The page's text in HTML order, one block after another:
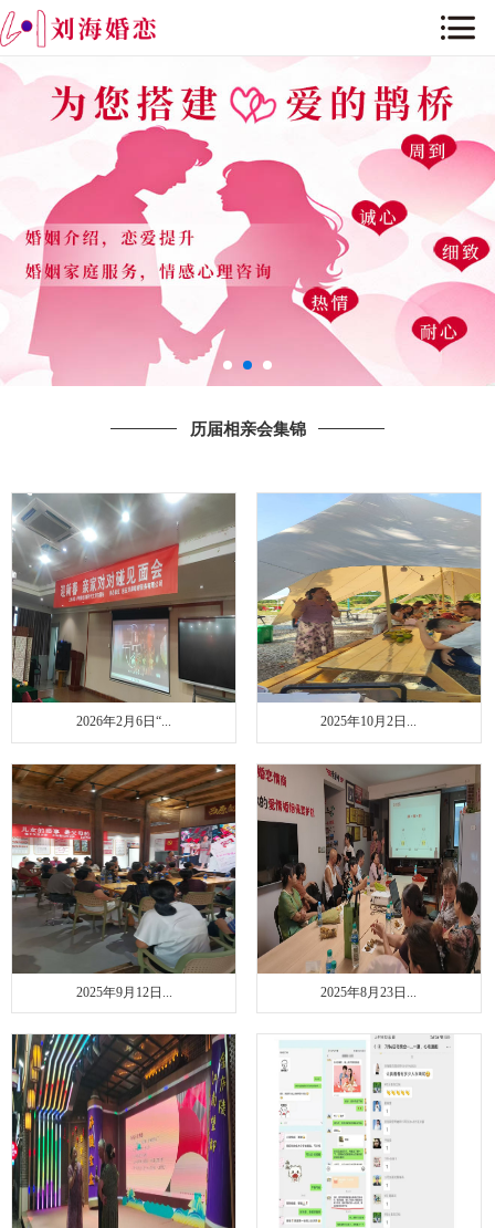
历届相亲会集锦
2026年2月6日“... 2025年10月2日...
2025年9月12日... 2025年8月23日...
网站首页
关于我们
历届相亲会集锦
公司环境
公司历程与荣誉
新闻资讯
联系我们